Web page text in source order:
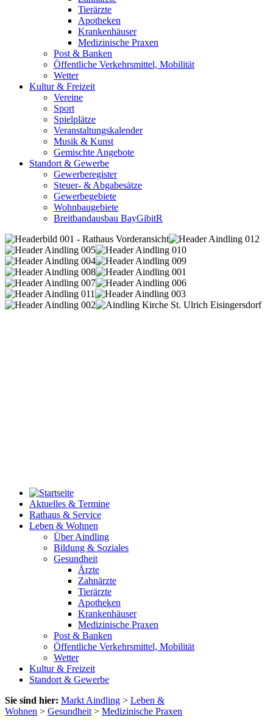
Tierärzte
Apotheken
Krankenhäuser
Medizinische Praxen
Post & Banken
Öffentliche Verkehrsmittel, Mobilität
Wetter
Kultur & Freizeit
Vereine
Sport
Spielplätze
Veranstaltungskalender
Musik & Kunst
Gemischte Angebote
Standort & Gewerbe
Gewerberegister
Steuer- & Abgabesätze
Gewerbegebiete
Wohnbaugebiete
Breitbandausbau BayGibitR
Aktuelles & Termine
Rathaus & Service
Leben & Wohnen
Über Aindling
Bildung & Soziales
Gesundheit
Ärzte
Zahnärzte
Tierärzte
Apotheken
Krankenhäuser
Medizinische Praxen
Post & Banken
Öffentliche Verkehrsmittel, Mobilität
Wetter
Kultur & Freizeit
Standort & Gewerbe
Sie sind hier: Markt Aindling > Leben &
Wohnen > Gesundheit > Medizinische Praxen